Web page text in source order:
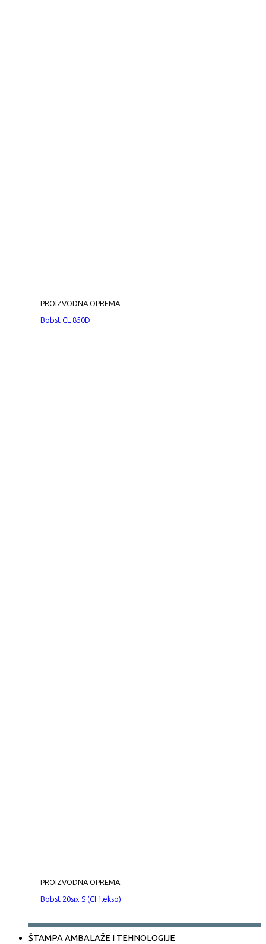
PROIZVODNA OPREMA
Bobst CL 850D
PROIZVODNA OPREMA
Bobst 20six S (CI flekso)
ŠTAMPA AMBALAŽE I TEHNOLOGIJE